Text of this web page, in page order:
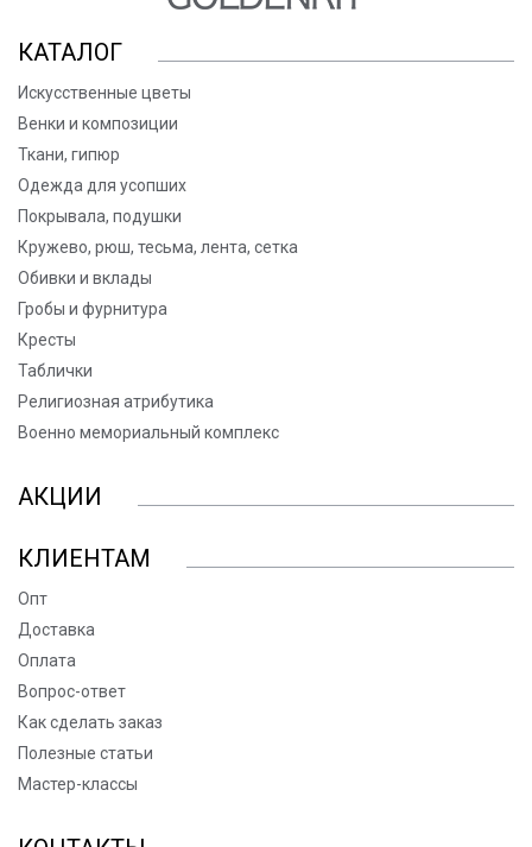
КАТАЛОГ
Искусственные цветы
Венки и композиции
Ткани, гипюр
Одежда для усопших
Покрывала, подушки
Кружево, рюш, тесьма, лента, сетка
Обивки и вклады
Гробы и фурнитура
Кресты
Таблички
Религиозная атрибутика
Военно мемориальный комплекс
АКЦИИ
КЛИЕНТАМ
Опт
Доставка
Оплата
Вопрос-ответ
Как сделать заказ
Полезные статьи
Мастер-классы